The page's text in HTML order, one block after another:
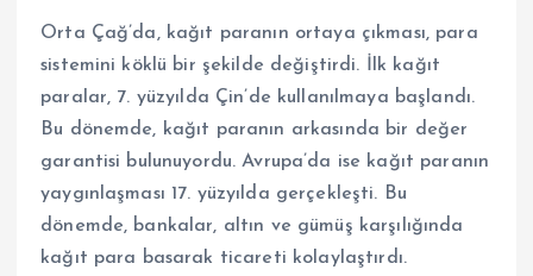
Orta Çağ’da, kağıt paranın ortaya çıkması, para
sistemini köklü bir şekilde değiştirdi. İlk kağıt
paralar, 7. yüzyılda Çin’de kullanılmaya başlandı.
Bu dönemde, kağıt paranın arkasında bir değer
garantisi bulunuyordu. Avrupa’da ise kağıt paranın
yaygınlaşması 17. yüzyılda gerçekleşti. Bu
dönemde, bankalar, altın ve gümüş karşılığında
kağıt para basarak ticareti kolaylaştırdı.